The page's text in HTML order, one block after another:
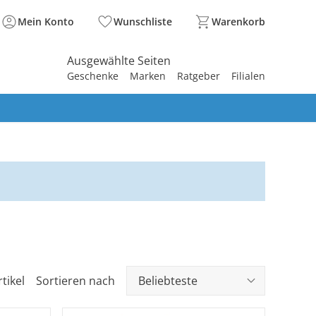
Mein Konto Wunschliste Warenkorb
Ausgewählte Seiten
Geschenke Marken Ratgeber Filialen
Sortieren nach